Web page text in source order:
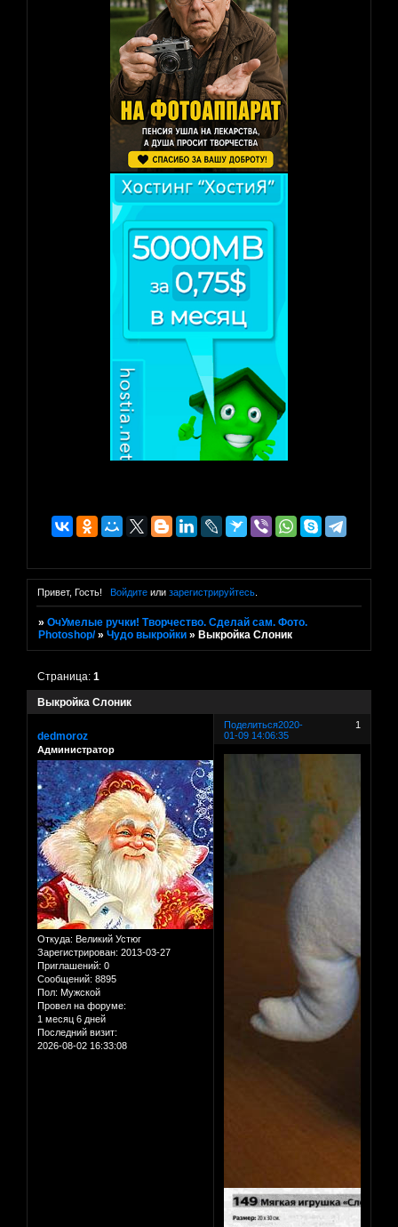
Привет, Гость! Войдитеили зарегистрируйтесь.
»ОчУмелые ручки! Творчество. Сделай сам. Фото.
Photoshop/ »Чудо выкройки » Выкройка Слоник
Выкройка Слоник
Страница:1
Поделиться 1
2020-
01-09 14:06:35
dedmoroz
Администратор
Откуда: Великий Устюг
Зарегистрирован: 2013-03-27
Приглашений: 0
Сообщений: 8895
Пол: Мужской
Провел на форуме:
1 месяц 6 дней
Последний визит:
2026-08-02 16:33:08